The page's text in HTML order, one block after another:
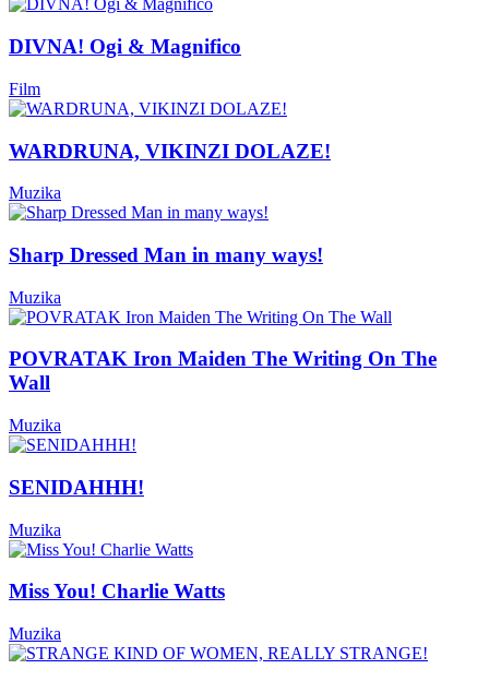
DIVNA! Ogi & Magnifico
Film
WARDRUNA, VIKINZI DOLAZE!
Muzika
Sharp Dressed Man in many ways!
Muzika
POVRATAK Iron Maiden The Writing On The
Wall
Muzika
SENIDAHHH!
Muzika
Miss You! Charlie Watts
Muzika